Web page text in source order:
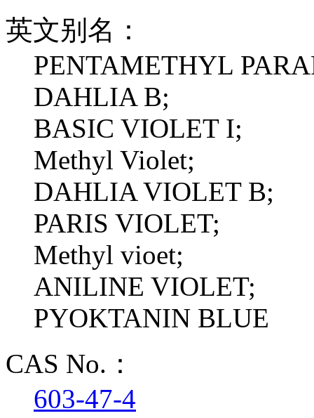
英文别名：
PENTAMETHYL
DAHLIA B;
BASIC VIOLET I;
Methyl Violet;
DAHLIA VIOLET B;
PARIS VIOLET;
Methyl vioet;
ANILINE VIOLET;
PYOKTANIN BLUE
CAS No.：
603-47-4